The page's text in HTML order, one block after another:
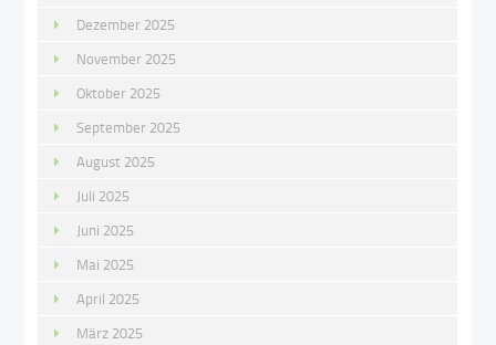
Dezember 2025
November 2025
Oktober 2025
September 2025
August 2025
Juli 2025
Juni 2025
Mai 2025
April 2025
März 2025